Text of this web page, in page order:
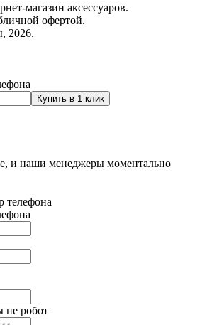
магазин аксессуаров.
офертой.
2026.
Купить в 1 клик
и наши менеджеры моментально
телефона
не робот